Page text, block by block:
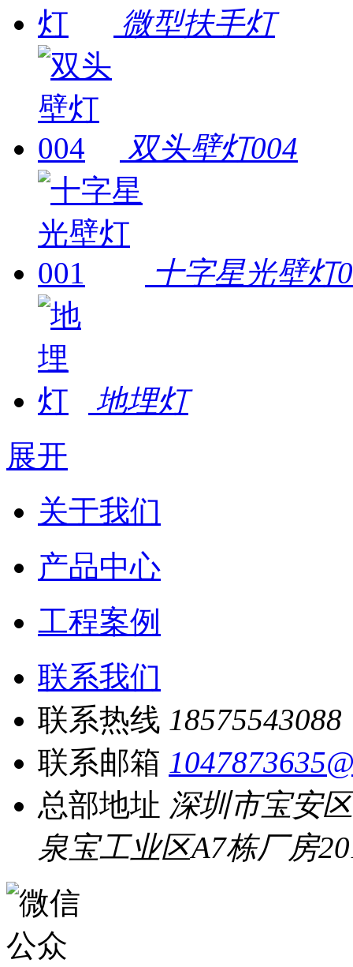
微型扶手灯
双头壁灯004
十字星光壁灯
地埋灯
展开
关于我们
产品中心
工程案例
联系我们
联系热线 18575543088
联系邮箱
总部地址 深圳市宝安
泉宝工业区A7栋厂房